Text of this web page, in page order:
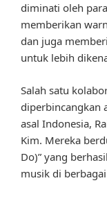
diminati oleh
memberikan
dan juga
untuk lebih
Salah satu
diperbincangkan
asal Indonesia,
Kim. Mereka
Do)” yang
musik di